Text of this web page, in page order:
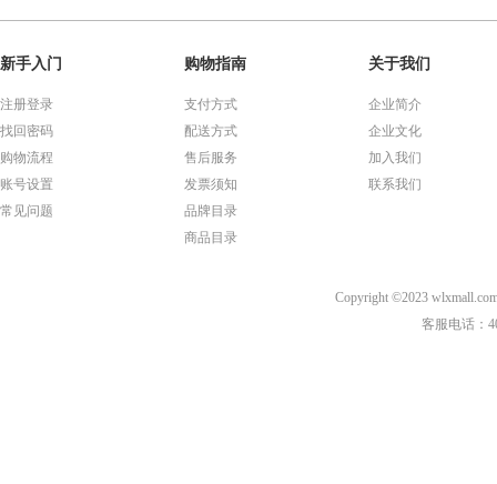
新手入门
注册登录
找回密码
购物流程
账号设置
常见问题
购物指南
支付方式
配送方式
售后服务
发票须知
品牌目录
商品目录
关于我们
企业简介
企业文化
加入我们
联系我们
Copyright ©2023
客服电话：